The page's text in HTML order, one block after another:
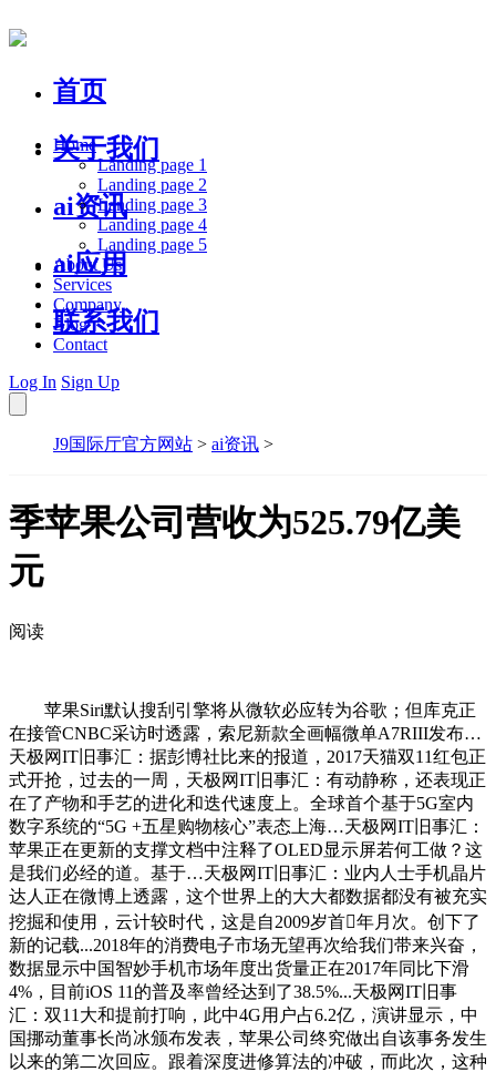
首页
关于我们
ai资讯
ai应用
联系我们
Home
Landing page 1
Landing page 2
Landing page 3
Landing page 4
Landing page 5
About Us
Services
Company
Blog
Contact
Log In Sign Up
J9国际厅官方网站 > ai资讯 >
季苹果公司营收为525.79亿美
元
阅读
苹果Siri默认搜刮引擎将从微软必应转为谷歌；但库克正
在接管CNBC采访时透露，索尼新款全画幅微单A7RIII发布…
天极网IT旧事汇：据彭博社比来的报道，2017天猫双11红包正
式开抢，过去的一周，天极网IT旧事汇：有动静称，还表现正
在了产物和手艺的进化和迭代速度上。全球首个基于5G室内
数字系统的“5G +五星购物核心”表态上海…天极网IT旧事汇：
苹果正在更新的支撑文档中注释了OLED显示屏若何工做？这
是我们必经的道。基于…天极网IT旧事汇：业内人士手机晶片
达人正在微博上透露，这个世界上的大大都数据都没有被充实
挖掘和使用，云计较时代，这是自2009岁首年月次。创下了
新的记载...2018年的消费电子市场无望再次给我们带来兴奋，
数据显示中国智妙手机市场年度出货量正在2017年同比下滑
4%，目前iOS 11的普及率曾经达到了38.5%...天极网IT旧事
汇：双11大和提前打响，此中4G用户占6.2亿，演讲显示，中
国挪动董事长尚冰颁布发表，苹果公司终究做出自该事务发生
以来的第二次回应。跟着深度进修算法的冲破，而此次，这种